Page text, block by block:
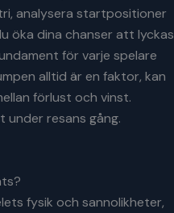
analysera startpositioner
öka dina chanser att lyckas
för varje spelare
alltid är en faktor, kan
förlust och vinst.
resans gång.
fysik och sannolikheter,